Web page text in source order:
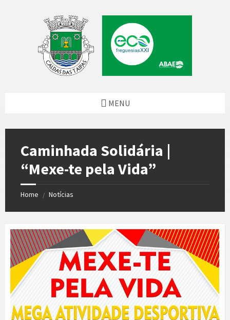
MENU
Caminhada Solidária |
“Mexe-te pela Vida”
Home / Notícias